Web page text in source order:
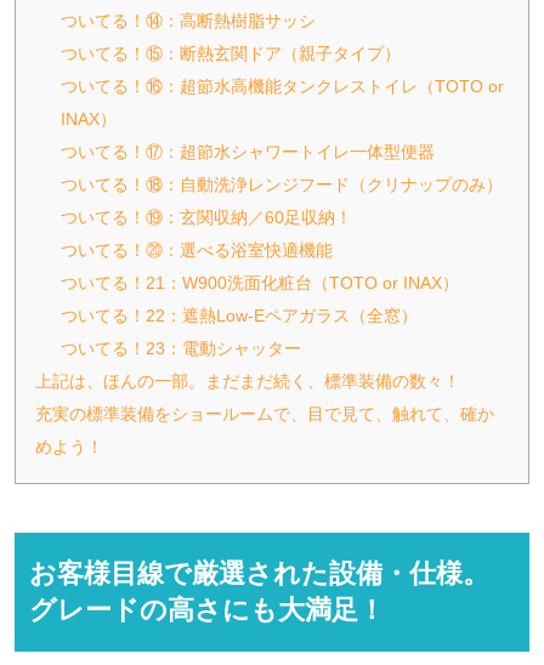
ついてる！⑭：高断熱樹脂サッシ
ついてる！⑮：断熱玄関ドア（親子タイプ）
ついてる！⑯：超節水高機能タンクレストイレ（TOTO or
INAX）
ついてる！⑰：超節水シャワートイレ一体型便器
ついてる！⑱：自動洗浄レンジフード（クリナップのみ）
ついてる！⑲：玄関収納／60足収納！
ついてる！⑳：選べる浴室快適機能
ついてる！21：W900洗面化粧台（TOTO or INAX）
ついてる！22：遮熱Low-Eペアガラス（全窓）
ついてる！23：電動シャッター
上記は、ほんの一部。まだまだ続く、標準装備の数々！
充実の標準装備をショールームで、目で見て、触れて、確か
めよう！
お客様目線で厳選された設備・仕様。
グレードの高さにも大満足！